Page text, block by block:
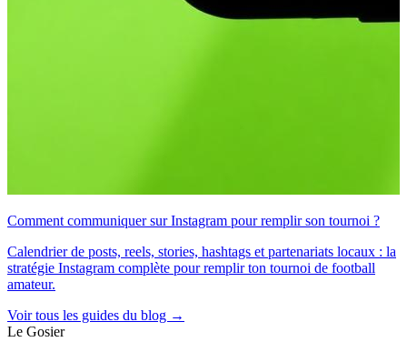
Comment communiquer sur Instagram pour remplir son tournoi ?
Calendrier de posts, reels, stories, hashtags et partenariats locaux : la
stratégie Instagram complète pour remplir ton tournoi de football
amateur.
Voir tous les guides du blog →
Le Gosier